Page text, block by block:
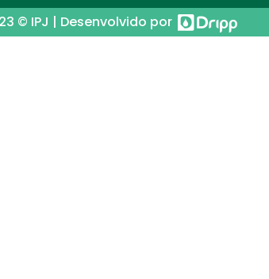
© IPJ | Desenvolvido por